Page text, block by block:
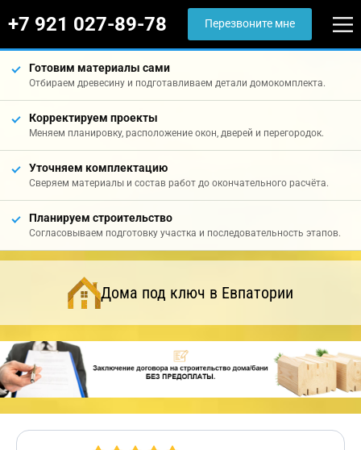
+7 921 027-89-78 Перезвоните мне
Готовим материалы сами
Отбираем древесину и подготавливаем детали домокомплекта.
Корректируем проекты
Меняем планировку, расположение окон, дверей и перегородок.
Уточняем комплектацию
Сверяем материалы и состав работ до окончательного расчёта.
Планируем строительство
Согласовываем подготовку участка и последовательность этапов.
Дома под ключ в Евпатории